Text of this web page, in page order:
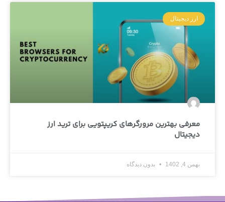
ارز دیجیتال
معرفی بهترین مرورگرهای کریپتویی برای ترید ارز
دیجیتال
بهمن 4, 1402 بدون دیدگاه